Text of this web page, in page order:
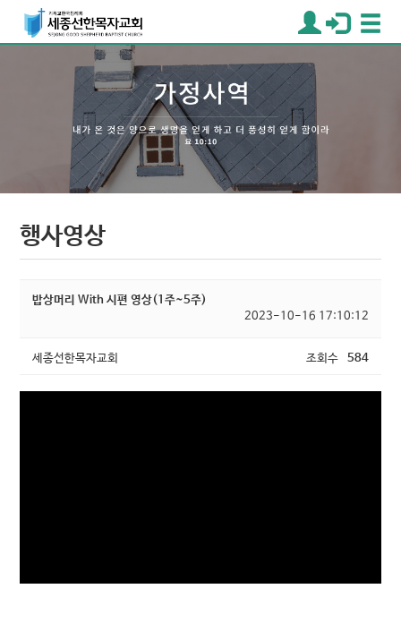
행사영상
밥상머리 With 시편 영상(1주~5주)
2023-10-16 17:10:12
세종선한목자교회 조회수 584